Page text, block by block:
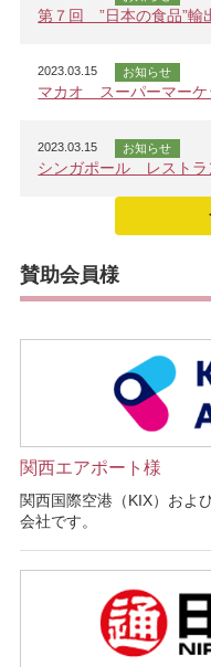
第７回 ”日本の食品”輸
2023.03.15 お知らせ
マカオ スーパーマー
2023.03.15 お知らせ
シンガポール レストラ
賛助会員様
関西エアポート様
関西国際空港（KIX）およ
会社です。